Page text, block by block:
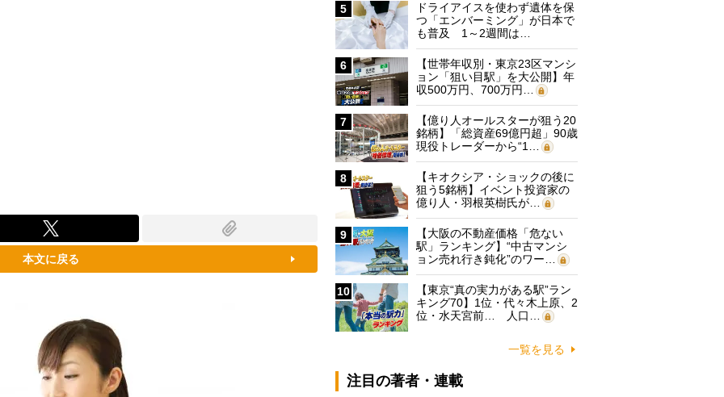
本文に戻る
5
ドライアイスを使わず遺体を保
つ「エンバーミング」が日本で
も普及 1～2週間は…
6
【世帯年収別・東京23区マンシ
ョン「狙い目駅」を大公開】年
収500万円、700万円…
7
【億り人オールスターが狙う20
銘柄】「総資産69億円超」90歳
現役トレーダーから“1…
8
【キオクシア・ショックの後に
狙う5銘柄】イベント投資家の
億り人・羽根英樹氏が…
9
【大阪の不動産価格「危ない
駅」ランキング】“中古マンシ
ョン売れ行き鈍化”のワー…
10
【東京“真の実力がある駅”ラン
キング70】1位・代々木上原、2
位・水天宮前… 人口…
一覧を見る
注目の著者・連載